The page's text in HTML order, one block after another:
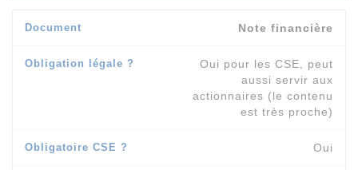
Note financière
Oui pour les CSE, peut
aussi servir aux
actionnaires (le contenu
est très proche)
Oui